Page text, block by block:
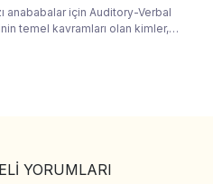
anababalar için Auditory-Verbal
temel kavramları olan kimler,
YORUMLARI